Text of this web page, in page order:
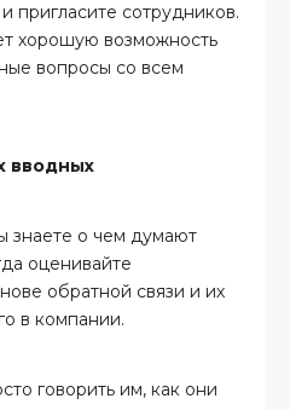
пригласите сотрудников.
хорошую возможность
вопросы со всем
вводных
знаете о чем думают
оценивайте
обратной связи и их
в компании.
говорить им, как они